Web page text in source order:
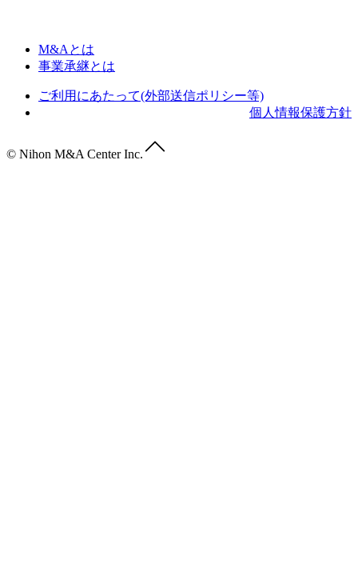
M&Aとは
事業承継とは
ご利用にあたって(外部送信ポリシー等)
個人情報保護方針
© Nihon M&A Center Inc.